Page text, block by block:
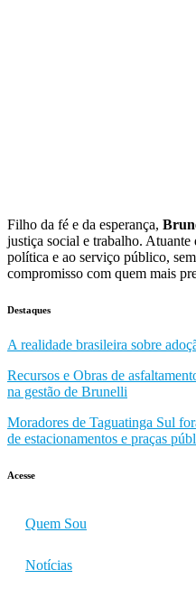
Filho da fé e da esperança,
justiça social e trabalho.
política e ao serviço público,
compromisso com quem mais
Destaques
A realidade brasileira sobre
Recursos e Obras de
na gestão de Brunelli
Moradores de Taguatinga Sul
de estacionamentos e praças
Acesse
Quem Sou
Notícias